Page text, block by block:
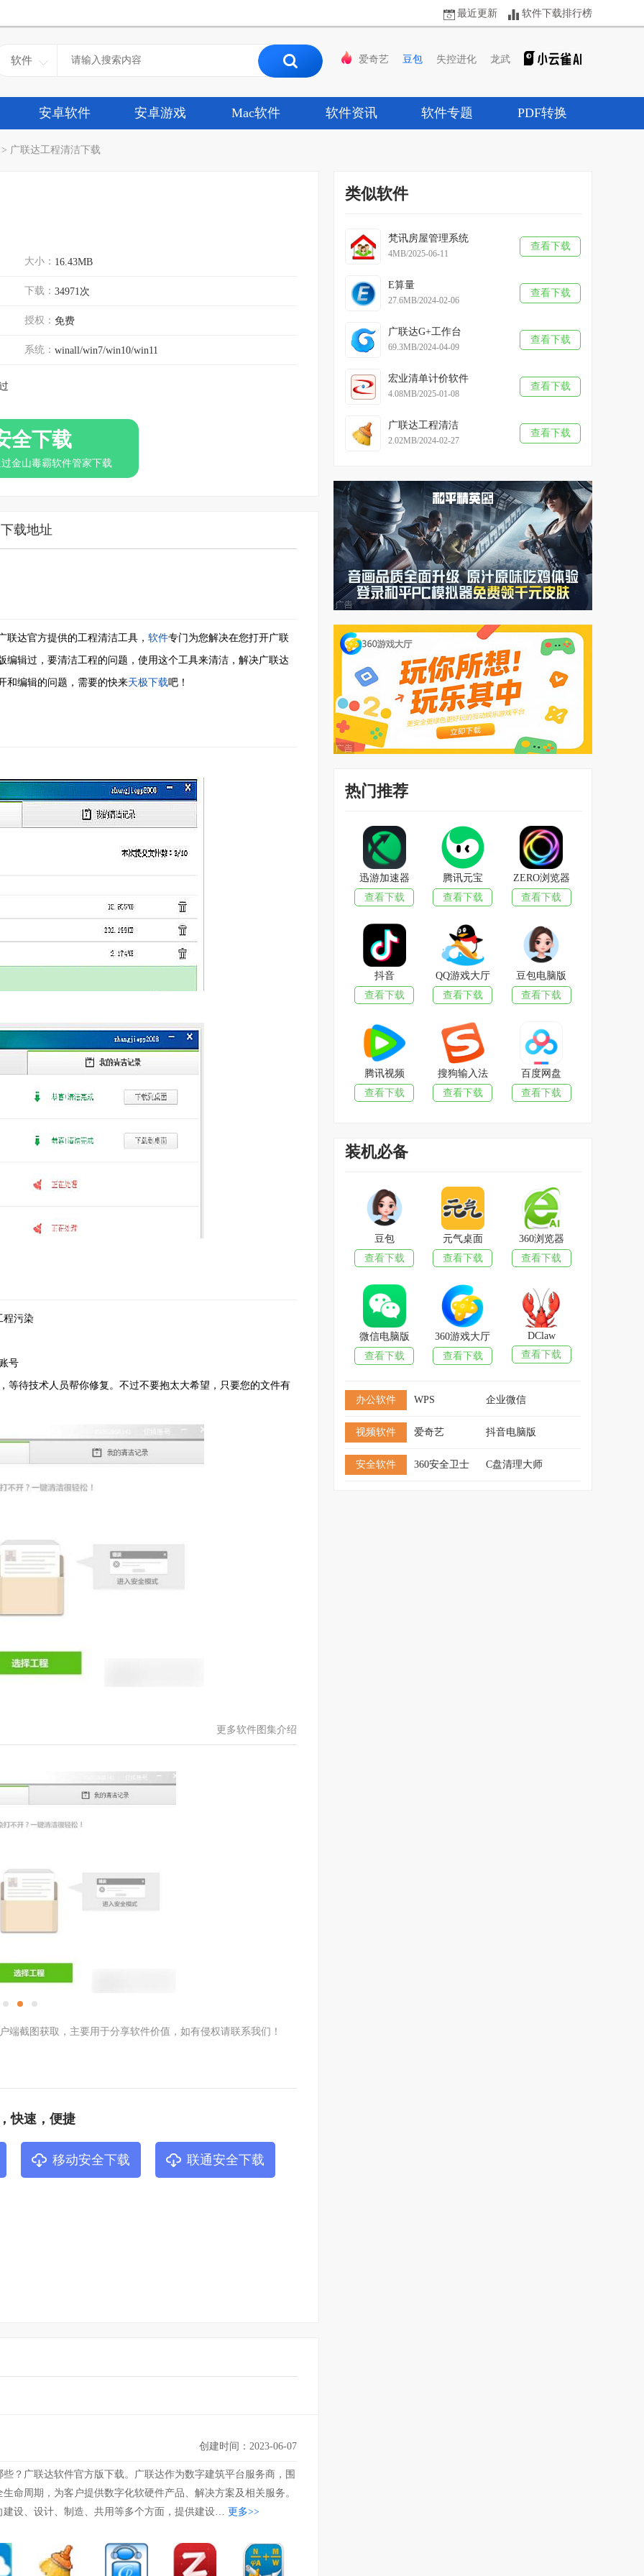
最近更新 软件下载排行榜
软件 爱奇艺 豆包 失控进化 龙武
安卓软件 安卓游戏 Mac软件 软件资讯 软件专题 PDF转换
广联达工程清洁下载
大小： 16.43MB
下载： 34971次
授权： 免费
系统： winall/win7/win10/win11
全下载
金山毒霸软件管家下载
下载地址
联达官方提供的工程清洁工具， 软件专门为您解决在您打开广联
编辑过，要清洁工程的问题，使用这个工具来清洁，解决广联达
和编辑的问题，需要的快来天极下载吧！
程污染
号
待技术人员帮你修复。不过不要抱太大希望，只要您的文件有
更多软件图集介绍
端截图获取，主要用于分享软件价值，如有侵权请联系我们！
快速，便捷
移动安全下载 联通安全下载
创建时间：2023-06-07
？广联达软件官方版下载。广联达作为数字建筑平台服务商，围
命周期，为客户提供数字化软硬件产品、解决方案及相关服务。
建设、设计、制造、共用等多个方面，提供建设… 更多>>
类似软件
梵讯房屋管理系统
4MB/2025-06-11
查看下载
E算量
27.6MB/2024-02-06
查看下载
广联达G+工作台
69.3MB/2024-04-09
查看下载
宏业清单计价软件
4.08MB/2025-01-08
查看下载
广联达工程清洁
2.02MB/2024-02-27
查看下载
热门推荐
迅游加速器
查看下载
腾讯元宝
查看下载
ZERO浏览器
查看下载
抖音
查看下载
QQ游戏大厅
查看下载
豆包电脑版
查看下载
腾讯视频
查看下载
搜狗输入法
查看下载
百度网盘
查看下载
装机必备
豆包
查看下载
元气桌面
查看下载
360浏览器
查看下载
微信电脑版
查看下载
360游戏大厅
查看下载
DClaw
查看下载
办公软件 WPS 企业微信
视频软件 爱奇艺 抖音电脑版
安全软件 360安全卫士 C盘清理大师